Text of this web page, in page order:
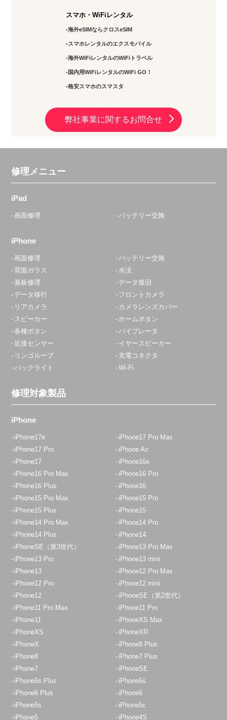
スマホ・WiFiレンタル
海外eSIMならクロスeSIM
スマホレンタルのエクスモバイル
海外WiFiレンタルのWiFiトラベル
国内用WiFiレンタルのWiFi GO！
格安スマホのスマスタ
弊社事業に関するお問合せ
修理メニュー
iPad
画面修理 バッテリー交換
iPhone
画面修理
バッテリー交換
背面ガラス
水没
基板修理
データ復旧
データ移行
フロントカメラ
リアカメラ
カメラレンズカバー
スピーカー
ホームボタン
各種ボタン
バイブレータ
近接センサー
イヤースピーカー
リンゴループ
充電コネクタ
バックライト
Wi-Fi
修理対象製品
iPhone
iPhone17e
iPhone17 Pro Max
iPhone17 Pro
iPhone Air
iPhone17
iPhone16e
iPhone16 Pro Max
iPhone16 Pro
iPhone16 Plus
iPhone16
iPhone15 Pro Max
iPhone15 Pro
iPhone15 Plus
iPhone15
iPhone14 Pro Max
iPhone14 Pro
iPhone14 Plus
iPhone14
iPhoneSE（第3世代）
iPhone13 Pro Max
iPhone13 Pro
iPhone13 mini
iPhone13
iPhone12 Pro Max
iPhone12 Pro
iPhone12 mini
iPhone12
iPhoneSE（第2世代）
iPhone11 Pro Max
iPhone11 Pro
iPhone11
iPhoneXS Max
iPhoneXS
iPhoneXR
iPhoneX
iPhone8 Plus
iPhone8
iPhone7 Plus
iPhone7
iPhoneSE
iPhone6s Plus
iPhone6s
iPhone6 Plus
iPhone6
iPhone5s
iPhone5c
iPhone5
iPhone4S